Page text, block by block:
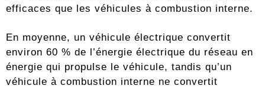
efficaces que les véhicules à combustion interne.
En moyenne, un véhicule électrique convertit
environ 60 % de l’énergie électrique du réseau en
énergie qui propulse le véhicule, tandis qu’un
véhicule à combustion interne ne convertit